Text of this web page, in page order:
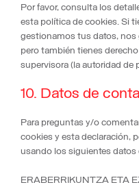
Por favor, consulta los
esta política de cookies. Si
gestionamos tus datos, nos
pero también tienes
supervisora (la autoridad de
10. Datos de
Para preguntas y/o
cookies y esta declaración,
usando los siguientes datos
ERABERRIKUNTZA ETA